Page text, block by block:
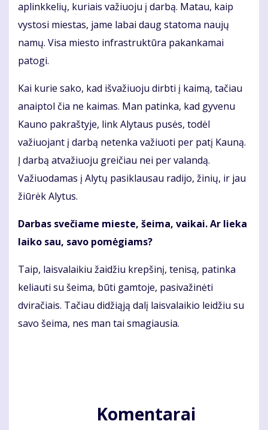
aplinkkelių, kuriais važiuoju į darbą. Matau, kaip
vystosi miestas, jame labai daug statoma naujų
namų. Visa miesto infrastruktūra pakankamai
patogi.
Kai kurie sako, kad išvažiuoju dirbti į kaimą, tačiau
anaiptol čia ne kaimas. Man patinka, kad gyvenu
Kauno pakraštyje, link Alytaus pusės, todėl
važiuojant į darbą netenka važiuoti per patį Kauną.
Į darbą atvažiuoju greičiau nei per valandą.
Važiuodamas į Alytų pasiklausau radijo, žinių, ir jau
žiūrėk Alytus.
Darbas svečiame mieste, šeima, vaikai. Ar lieka
laiko sau, savo pomėgiams?
Taip, laisvalaikiu žaidžiu krepšinį, tenisą, patinka
keliauti su šeima, būti gamtoje, pasivažinėti
dviračiais. Tačiau didžiąją dalį laisvalaikio leidžiu su
savo šeima, nes man tai smagiausia.
Komentarai